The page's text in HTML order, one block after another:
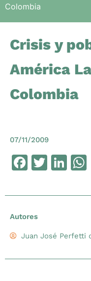
Colombia
Crisis y
América
Colombia
07/11/2009
Facebook
Twitter
Autores
Juan José Perfetti